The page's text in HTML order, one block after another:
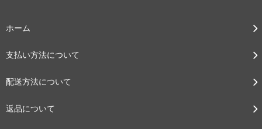
ホーム
支払い方法について
配送方法について
返品について